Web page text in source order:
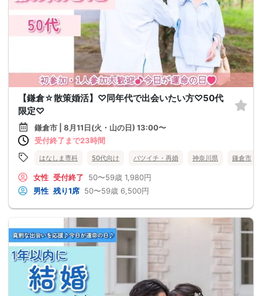
【鎌倉☆散策婚活】♡同年代で出会いたい方♡50代
限定♡
鎌倉市 | 8月11日(火・山の日) 13:00〜
受付終了まで23時間
はなしま専科 50代向け バツイチ・再婚 神奈川県 鎌倉市
女性 受付終了 50〜59歳 1,980円
男性 残り1席 50〜59歳 6,500円